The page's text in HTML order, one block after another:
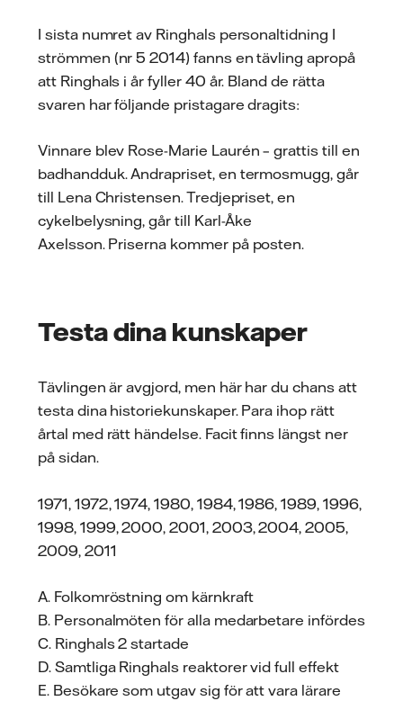
I sista numret av Ringhals personaltidning I
strömmen (nr 5 2014) fanns en tävling apropå
att Ringhals i år fyller 40 år. Bland de rätta
svaren har följande pristagare dragits:
Vinnare blev Rose-Marie Laurén – grattis till en
badhandduk. Andrapriset, en termosmugg, går
till Lena Christensen. Tredjepriset, en
cykelbelysning, går till Karl-Åke
Axelsson. Priserna kommer på posten.
Testa dina kunskaper
Tävlingen är avgjord, men här har du chans att
testa dina historiekunskaper. Para ihop rätt
årtal med rätt händelse. Facit finns längst ner
på sidan.
1971, 1972, 1974, 1980, 1984, 1986, 1989, 1996,
1998, 1999, 2000, 2001, 2003, 2004, 2005,
2009, 2011
A. Folkomröstning om kärnkraft
B. Personalmöten för alla medarbetare infördes
C. Ringhals 2 startade
D. Samtliga Ringhals reaktorer vid full effekt
E. Besökare som utgav sig för att vara lärare